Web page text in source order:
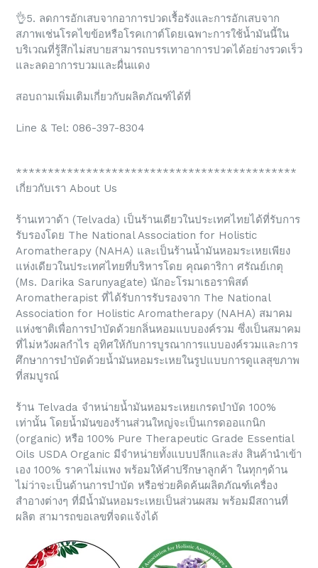
👌5. ลดการอักเสบจากอาการปวดเรื้อรังและการอักเสบจาก
สภาพเช่นโรคไขข้อหรือโรคเกาต์โดยเฉพาะการใช้น้ำมันนี้ใน
บริเวณที่รู้สึกไม่สบายสามารถบรรเทาอาการปวดได้อย่างรวดเร็ว
และลดอาการบวมและผื่นแดง
สอบถามเพิ่มเติมเกี่ยวกับผลิตภัณฑ์ได้ที่
Line & Tel: 086-397-8304
********************************************
เกี่ยวกับเรา About Us
ร้านเทวาด้า (Telvada) เป็นร้านเดียวในประเทศไทยได้ที่รับการ
รับรองโดย The National Association for Holistic
Aromatherapy (NAHA) และเป็นร้านน้ำมันหอมระเหยเพียง
แห่งเดียวในประเทศไทยที่บริหารโดย คุณดาริกา ศรัณย์เกตุ
(Ms. Darika Sarunyagate) นักอะโรมาเธอราพิสต์
Aromatherapist ที่ได้รับการรับรองจาก The National
Association for Holistic Aromatherapy (NAHA) สมาคม
แห่งชาติเพื่อการบำบัดด้วยกลิ่นหอมแบบองค์รวม ซึ่งเป็นสมาคม
ที่ไม่หวังผลกำไร อุทิศให้กับการบูรณาการแบบองค์รวมและการ
ศึกษาการบำบัดด้วยน้ำมันหอมระเหยในรูปแบบการดูแลสุขภาพ
ที่สมบูรณ์
ร้าน Telvada จำหน่ายน้ำมันหอมระเหยเกรดบำบัด 100%
เท่านั้น โดยน้ำมันของร้านส่วนใหญ่จะเป็นเกรดออแกนิก
(organic) หรือ 100% Pure Therapeutic Grade Essential
Oils USDA Organic มีจำหน่ายทั้งแบบปลีกและส่ง สินค้านำเข้า
เอง 100% ราคาไม่แพง พร้อมให้คำปรึกษาลูกค้า ในทุกๆด้าน
ไม่ว่าจะเป็นด้านการบำบัด หรือช่วยคิดค้นผลิตภัณฑ์เครื่อง
สำอางต่างๆ ที่มีน้ำมันหอมระเหยเป็นส่วนผสม พร้อมมีสถานที่
ผลิต สามารถขอเลขที่จดแจ้งได้